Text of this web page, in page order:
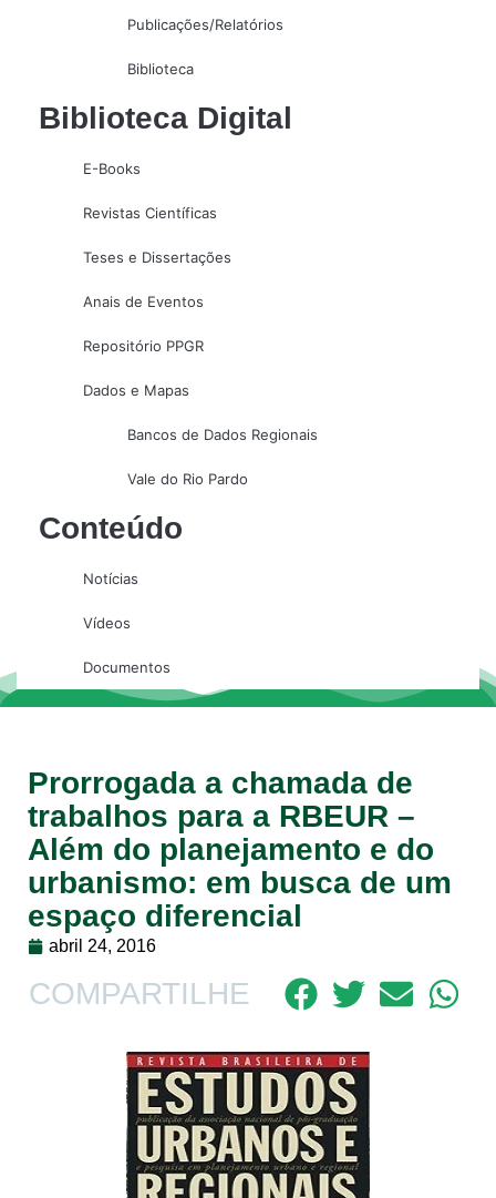
Publicações/Relatórios
Biblioteca
Biblioteca Digital
E-Books
Revistas Científicas
Teses e Dissertações
Anais de Eventos
Repositório PPGR
Dados e Mapas
Bancos de Dados Regionais
Vale do Rio Pardo
Conteúdo
Notícias
Vídeos
Documentos
Prorrogada a chamada de
trabalhos para a RBEUR –
Além do planejamento e do
urbanismo: em busca de um
espaço diferencial
abril 24, 2016
COMPARTILHE